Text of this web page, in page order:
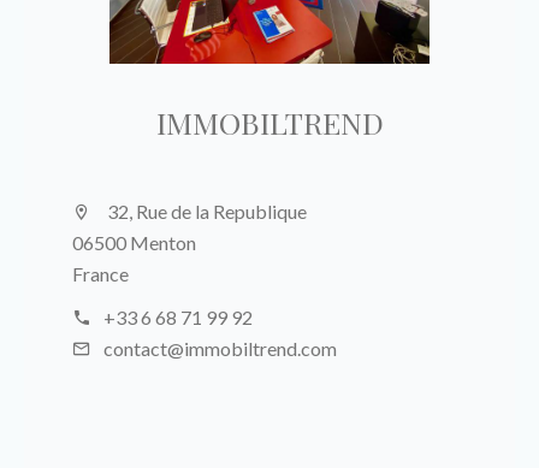
IMMOBILTREND
32, Rue de la Republique
06500 Menton
France
+33 6 68 71 99 92
contact@immobiltrend.com